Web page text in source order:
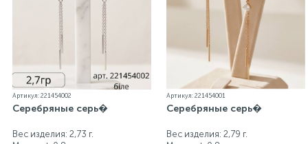
Артикул: 221454002
Серебряные серь�
Вес изделия: 2,73 г.
Артикул: 221454001
Серебряные серь�
Вес изделия: 2,79 г.